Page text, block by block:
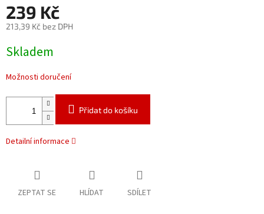
239 Kč
213,39 Kč bez DPH
cena:
Skladem
Možnosti doručení
Přidat do košíku
Detailní informace
ZEPTAT SE HLÍDAT SDÍLET